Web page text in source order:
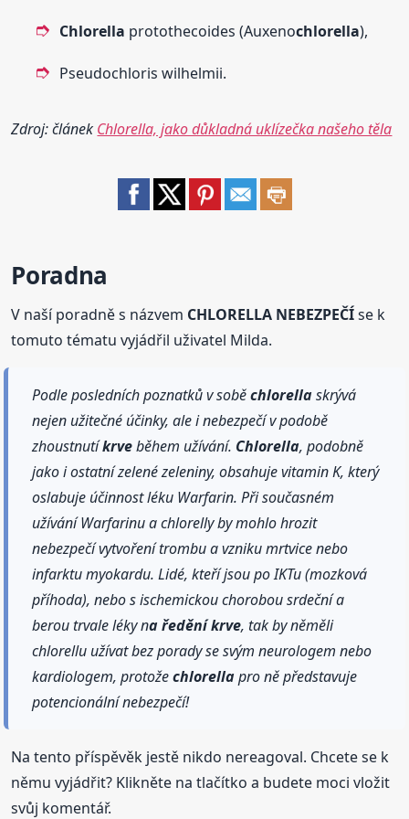
Chlorella protothecoides (Auxenochlorella),
Pseudochloris wilhelmii.
Zdroj: článek Chlorella, jako důkladná uklízečka našeho těla
Poradna
V naší poradně s názvem CHLORELLA NEBEZPEČÍse k
tomuto tématu vyjádřil uživatel Milda.
Podle posledních poznatků v soběchlorellaskrývá
nejen užitečné účinky, ale i nebezpečí v podobě
zhoustnutíkrveběhem užívání. Chlorella, podobně
jako i ostatní zelené zeleniny, obsahuje vitamin K, který
oslabuje účinnost léku Warfarin. Při současném
užívání Warfarinu a chlorelly by mohlo hrozit
nebezpečí vytvoření trombu a vzniku mrtvice nebo
infarktu myokardu. Lidé, kteří jsou po IKTu (mozková
příhoda), nebo s ischemickou chorobou srdeční a
berou trvale léky na ředěníkrve, tak by něměli
chlorellu užívat bez porady se svým neurologem nebo
kardiologem, protožechlorellapro ně představuje
potencionální nebezpečí!
Na tento příspěvěk jestě nikdo nereagoval. Chcete se k
němu vyjádřit? Klikněte na tlačítko a budete moci vložit
svůj komentář.